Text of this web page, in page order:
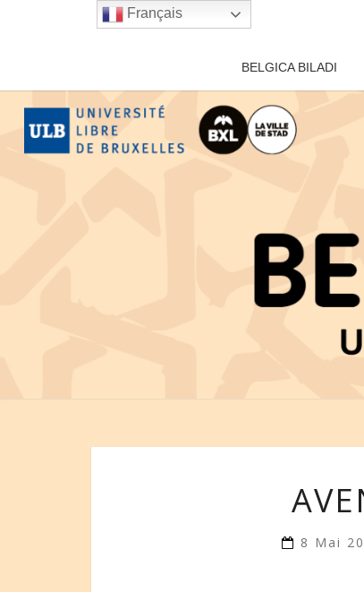
BELGICA BILADI
BELGICA BILADI
8 Mai
Français